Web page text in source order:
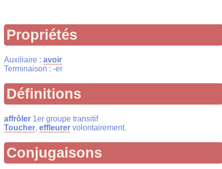
Propriétés
Auxiliaire : avoir
Terminaison : -er
Définitions
affrôler 1er groupe transitif
Toucher, effleurer volontairement.
Conjugaisons